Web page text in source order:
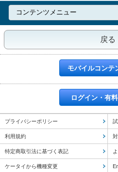
戻る
モバイルコンテ
ログイン・有
プライバシーポリシー
利用規約
特定商取引法に基づく表記
ケータイから機種変更